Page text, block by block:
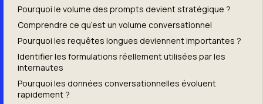
Pourquoi le volume des prompts devient stratégique ?
Comprendre ce qu’est un volume conversationnel
Pourquoi les requêtes longues deviennent importantes ?
Identifier les formulations réellement utilisées par les
internautes
Pourquoi les données conversationnelles évoluent
rapidement ?